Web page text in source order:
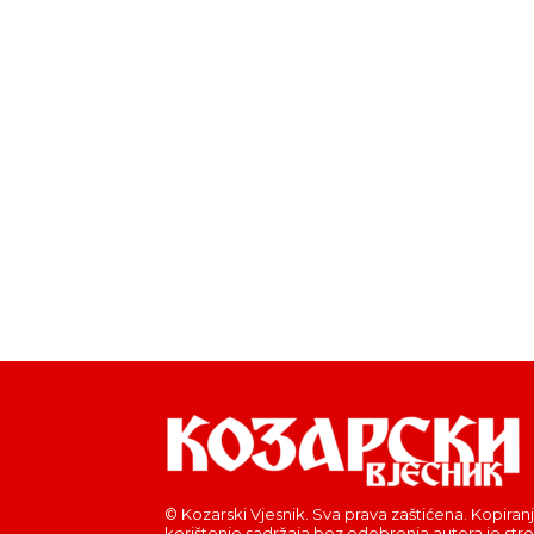
© Kozarski Vjesnik. Sva prava zaštićena.